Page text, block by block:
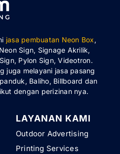
jasa pembuatan Neon Box,
Sign, Signage Akrilik,
Pylon Sign, Videotron.
juga melayani jasa pasang
Baliho, Billboard dan
dengan perizinan nya.
LAYANAN KAMI
Outdoor Advertising
Printing Services